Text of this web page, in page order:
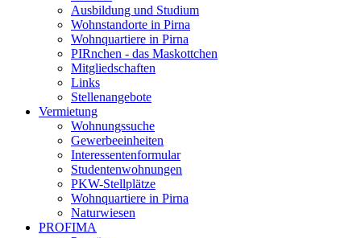
Ausbildung und Studium
Wohnstandorte in Pirna
Wohnquartiere in Pirna
PIRnchen - das Maskottchen
Mitgliedschaften
Links
Stellenangebote
Vermietung
Wohnungssuche
Gewerbeeinheiten
Interessentenformular
Studentenwohnungen
PKW-Stellplätze
Wohnquartiere in Pirna
Naturwiesen
PROFIMA